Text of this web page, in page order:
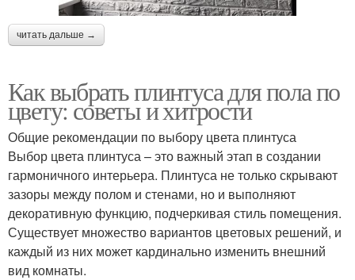
читать дальше →
Как выбрать плинтуса для пола по
цвету: советы и хитрости
Общие рекомендации по выбору цвета плинтуса
Выбор цвета плинтуса – это важный этап в создании
гармоничного интерьера. Плинтуса не только скрывают
зазоры между полом и стенами, но и выполняют
декоративную функцию, подчеркивая стиль помещения.
Существует множество вариантов цветовых решений, и
каждый из них может кардинально изменить внешний
вид комнаты.